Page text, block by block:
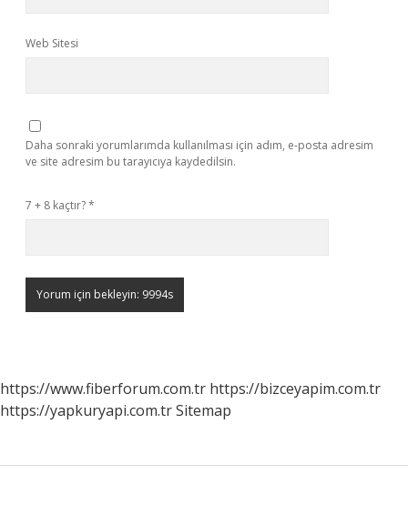
Web Sitesi
Daha sonraki yorumlarımda kullanılması için adım, e-posta adresim
ve site adresim bu tarayıcıya kaydedilsin.
7 + 8 kaçtır?*
https://www.fiberforum.com.tr https://bizceyapim.com.tr
https://yapkuryapi.com.trSitemap